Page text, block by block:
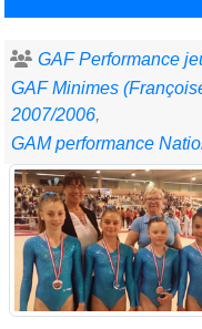
GAF Performance
GAF Minimes
2007/2006
GAM performance